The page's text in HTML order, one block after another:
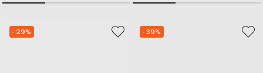
- 29% - 39%